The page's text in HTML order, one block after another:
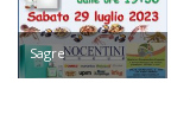
Sagre